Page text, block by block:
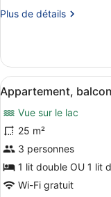
de
Standard
Plus de détails
Plus
le
type
de
chambre
Appartement
Standard
Afficher
toutes
les
photos
pour
ce
type
6
Appartement,
Vue sur le lac
25 m²
3 personnes
1 lit double OU 1 lit
Wi-Fi gratuit